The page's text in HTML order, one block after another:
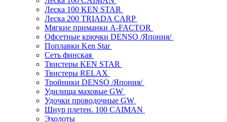
Леска 100 KEN STAR
Леска 200 TRIADA CARP
Мягкие приманки A-FACTOR
Офсетные крючки DENSO /Япония/
Поплавки Ken Star
Сеть финская
Твистеры KEN STAR
Твистеры RELAX
Тройники DENSO /Япония/
Удилища маховые GW
Удочки проводочные GW
Шнур плетен. 100 CAIMAN
Эхолоты